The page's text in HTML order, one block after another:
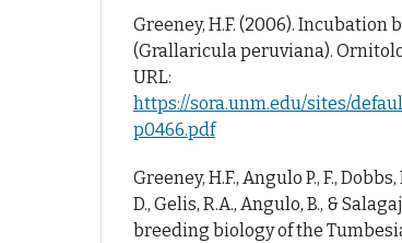
Greeney, H.F. (2006).
(Grallaricula peruviana).
URL:
https://sora.unm.edu/sites/
p0466.pdf
Greeney, H.F., Angulo P., F.,
D., Gelis, R.A., Angulo, B., &
breeding biology of the